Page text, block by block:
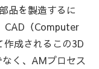
品を製造するに
CAD（Computer
成されるこの3D
く、AMプロセス